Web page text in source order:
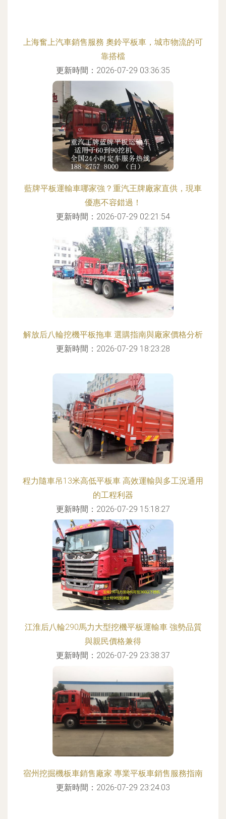
上海奮上汽車銷售服務 奧鈴平板車，城市物流的可
靠搭檔
更新時間：2026-07-29 03:36:35
藍牌平板運輸車哪家強？重汽王牌廠家直供，現車
優惠不容錯過！
更新時間：2026-07-29 02:21:54
解放后八輪挖機平板拖車 選購指南與廠家價格分析
更新時間：2026-07-29 18:23:28
程力隨車吊13米高低平板車 高效運輸與多工況通用
的工程利器
更新時間：2026-07-29 15:18:27
江淮后八輪290馬力大型挖機平板運輸車 強勢品質
與親民價格兼得
更新時間：2026-07-29 23:38:37
宿州挖掘機板車銷售廠家 專業平板車銷售服務指南
更新時間：2026-07-29 23:24:03